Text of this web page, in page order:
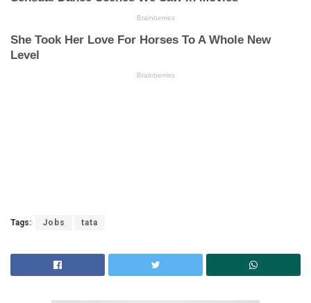
Tags: Jobs tata